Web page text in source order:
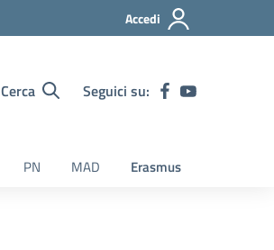
Accedi
Cerca Seguici su:
PN MAD Erasmus